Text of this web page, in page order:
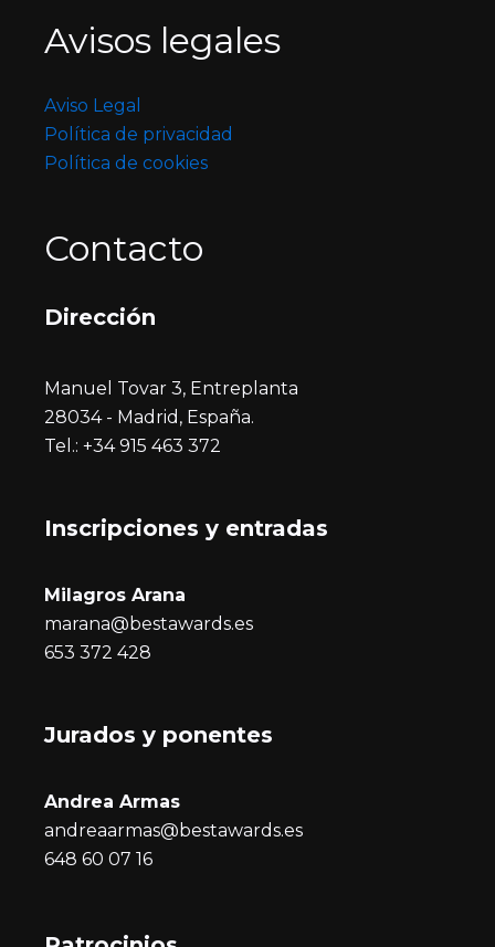
Avisos legales
Aviso Legal
Política de privacidad
Política de cookies
Contacto
Dirección
Manuel Tovar 3, Entreplanta
28034 - Madrid, España.
Tel.: +34 915 463 372
Inscripciones y entradas
Milagros Arana
marana@bestawards.es
653 372 428
Jurados y ponentes
Andrea Armas
andreaarmas@bestawards.es
648 60 07 16